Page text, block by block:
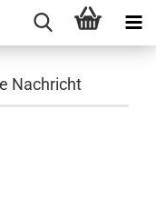
Nachricht